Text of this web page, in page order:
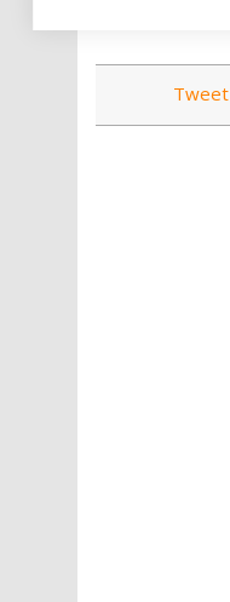
Tweet